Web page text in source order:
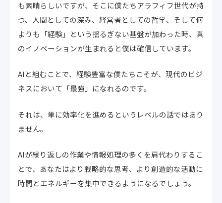
も素晴らしいですが、そこに僕たちアラフィフ世代が持
つ、人間としての深み、経営者としての哲学、そして何
よりも「経験」という揺るぎない基盤が加わった時、真
のイノベーションが生まれると僕は確信しています。
AIと組むことで、経験豊富な僕たちこそが、現代のビジ
ネスにおいて「最強」になれるのです。
それは、単に効率化を進めるというレベルの話ではあり
ません。
AIが繰り返しの作業や情報処理の多くを肩代わりするこ
とで、あなたはより戦略的な思考、より創造的な活動に
時間とエネルギーを集中できるようになるでしょう。